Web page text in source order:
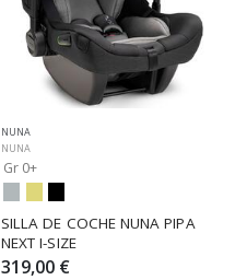
NUNA
NUNA
Gr 0+
SILLA DE COCHE NUNA PIPA
NEXT I-SIZE
319,00 €